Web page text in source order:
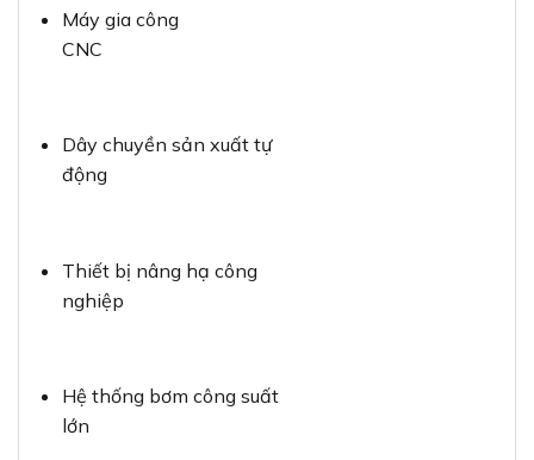
Máy gia công
CNC
Dây chuyền sản xuất tự
động
Thiết bị nâng hạ công
nghiệp
Hệ thống bơm công suất
lớn